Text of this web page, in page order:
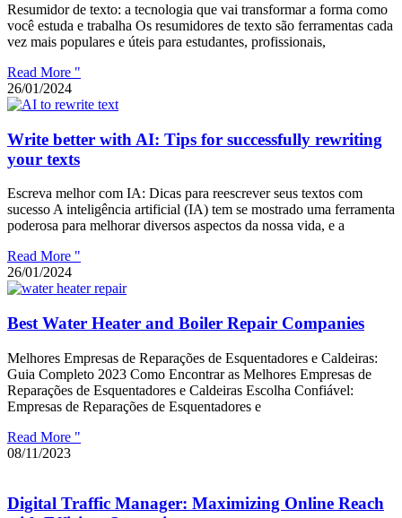
Resumidor de texto: a tecnologia que vai transformar a forma como
você estuda e trabalha Os resumidores de texto são ferramentas cada
vez mais populares e úteis para estudantes, profissionais,
Read More "
26/01/2024
Write better with AI: Tips for successfully rewriting
your texts
Escreva melhor com IA: Dicas para reescrever seus textos com
sucesso A inteligência artificial (IA) tem se mostrado uma ferramenta
poderosa para melhorar diversos aspectos da nossa vida, e a
Read More "
26/01/2024
Best Water Heater and Boiler Repair Companies
Melhores Empresas de Reparações de Esquentadores e Caldeiras:
Guia Completo 2023 Como Encontrar as Melhores Empresas de
Reparações de Esquentadores e Caldeiras Escolha Confiável:
Empresas de Reparações de Esquentadores e
Read More "
08/11/2023
Digital Traffic Manager: Maximizing Online Reach